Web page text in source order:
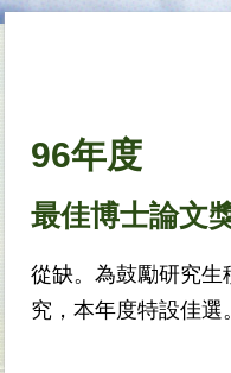
96年度
最佳博士論文
從缺。為鼓勵研究
究，本年度特設佳選